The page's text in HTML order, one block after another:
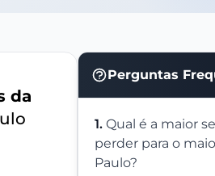
Perguntas
1. Qual é a maior
perder para o
Paulo?
da